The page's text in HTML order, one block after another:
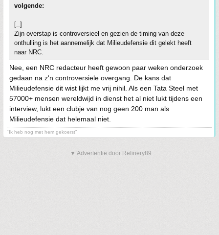
volgende:
[..]
Zijn overstap is controversieel en gezien de timing van deze
onthulling is het aannemelijk dat Milieudefensie dit gelekt heeft
naar NRC.
Nee, een NRC redacteur heeft gewoon paar weken onderzoek
gedaan na z'n controversiele overgang. De kans dat
Milieudefensie dit wist lijkt me vrij nihil. Als een Tata Steel met
57000+ mensen wereldwijd in dienst het al niet lukt tijdens een
interview, lukt een clubje van nog geen 200 man als
Milieudefensie dat helemaal niet.
"Ik heb nog met hem gekoerst"
▼ Advertentie door Refinery89